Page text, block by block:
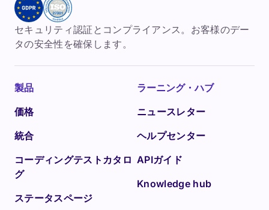
セキュリティ認証とコンプライアンス。お客様のデー
タの安全性を確保します。
製品
価格
統合
コーディングテストカタロ
グ
ステータスページ
ラーニング・ハブ
ニュースレター
ヘルプセンター
APIガイド
Knowledge hub